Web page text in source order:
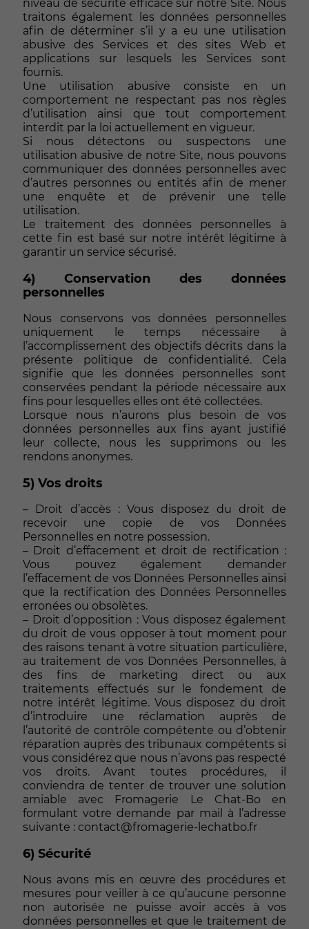
niveau de sécurité efficace sur notre Site. Nous
traitons également les données personnelles
afin de déterminer s’il y a eu une utilisation
abusive des Services et des sites Web et
applications sur lesquels les Services sont
fournis.
Une utilisation abusive consiste en un
comportement ne respectant pas nos règles
d’utilisation ainsi que tout comportement
interdit par la loi actuellement en vigueur.
Si nous détectons ou suspectons une
utilisation abusive de notre Site, nous pouvons
communiquer des données personnelles avec
d’autres personnes ou entités afin de mener
une enquête et de prévenir une telle
utilisation.
Le traitement des données personnelles à
cette fin est basé sur notre intérêt légitime à
garantir un service sécurisé.
4) Conservation des données
personnelles
Nous conservons vos données personnelles
uniquement le temps nécessaire à
l’accomplissement des objectifs décrits dans la
présente politique de confidentialité. Cela
signifie que les données personnelles sont
conservées pendant la période nécessaire aux
fins pour lesquelles elles ont été collectées.
Lorsque nous n’aurons plus besoin de vos
données personnelles aux fins ayant justifié
leur collecte, nous les supprimons ou les
rendons anonymes.
5) Vos droits
– Droit d’accès : Vous disposez du droit de
recevoir une copie de vos Données
Personnelles en notre possession.
– Droit d’effacement et droit de rectification :
Vous pouvez également demander
l’effacement de vos Données Personnelles ainsi
que la rectification des Données Personnelles
erronées ou obsolètes.
– Droit d’opposition : Vous disposez également
du droit de vous opposer à tout moment pour
des raisons tenant à votre situation particulière,
au traitement de vos Données Personnelles, à
des fins de marketing direct ou aux
traitements effectués sur le fondement de
notre intérêt légitime. Vous disposez du droit
d’introduire une réclamation auprès de
l’autorité de contrôle compétente ou d’obtenir
réparation auprès des tribunaux compétents si
vous considérez que nous n’avons pas respecté
vos droits. Avant toutes procédures, il
conviendra de tenter de trouver une solution
amiable avec Fromagerie Le Chat-Bo en
formulant votre demande par mail à l’adresse
suivante : contact@fromagerie-lechatbo.fr
6) Sécurité
Nous avons mis en œuvre des procédures et
mesures pour veiller à ce qu’aucune personne
non autorisée ne puisse avoir accès à vos
données personnelles et que le traitement de